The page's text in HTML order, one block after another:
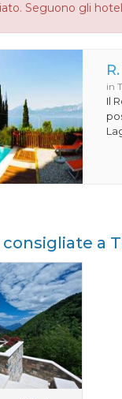
Seguono gli
in
Il
a